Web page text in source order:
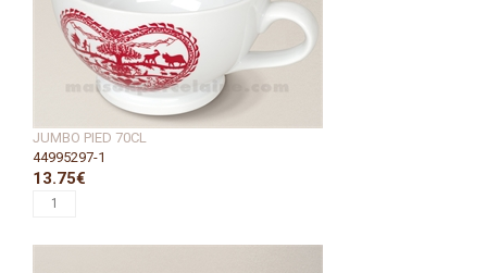
JUMBO PIED 70CL
44995297-1
13.75€